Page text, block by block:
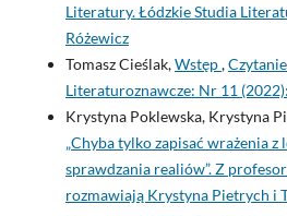
Literatury. Łódzkie Studia
Różewicz
Tomasz Cieślak,Wstęp,
Literaturoznawcze: Nr 11
Krystyna Poklewska, Krystyna
„Chyba tylko zapisać wrażenia
sprawdzania realiów”. Z
rozmawiają Krystyna Pietrych i